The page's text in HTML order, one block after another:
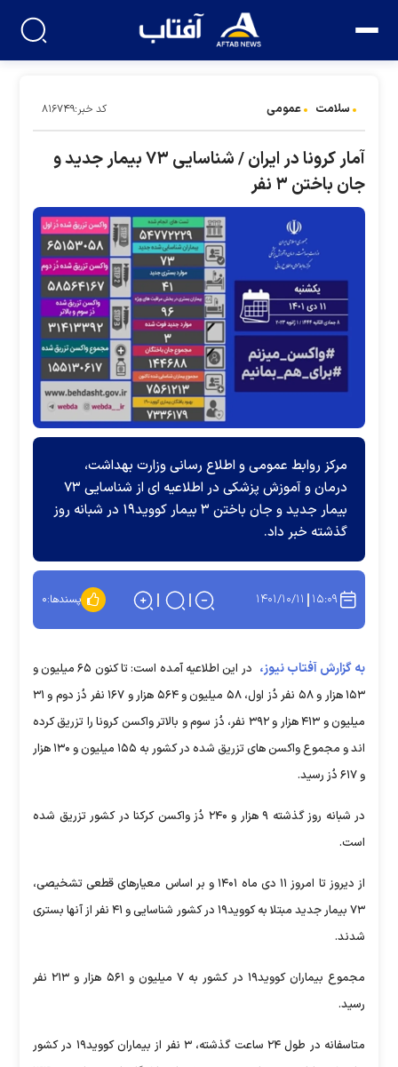
سلامت عمومی کد خبر:۸۱۶۷۴۹
آمار کرونا در ایران / شناسایی ۷۳ بیمار جدید و
جان باختن ۳ نفر
مرکز روابط عمومی و اطلاع رسانی وزارت بهداشت،
درمان و آموزش پزشکی در اطلاعیه ای از شناسایی ۷۳
بیمار جدید و جان باختن ۳ بیمار کووید۱۹ در شبانه روز
گذشته خبر داد.
۱۵:۰۹ ۱۴۰۱/۱۰/۱۱ پسندها:۰
به گزارش آفتاب نیوز،
در این اطلاعیه آمده است: تا کنون ۶۵ میلیون و
۱۵۳ هزار و ۵۸ نفر دُز اول، ۵۸ میلیون و ۵۶۴ هزار و ۱۶۷ نفر دُز دوم و ۳۱
میلیون و ۴۱۳ هزار و ۳۹۲ نفر، دُز سوم و بالاتر واکسن کرونا را تزریق کرده
اند و مجموع واکسن های تزریق شده در کشور به ۱۵۵ میلیون و ۱۳۰ هزار
و ۶۱۷ دُز رسید.
در شبانه روز گذشته ۹ هزار و ۲۴۰ دُز واکسن کرکنا در کشور تزریق شده
است.
از دیروز تا امروز ۱۱ دی ماه ۱۴۰۱ و بر اساس معیارهای قطعی تشخیصی،
۷۳ بیمار جدید مبتلا به کووید۱۹ در کشور شناسایی و ۴۱ نفر از آنها بستری
شدند.
مجموع بیماران کووید۱۹ در کشور به ۷ میلیون و ۵۶۱ هزار و ۲۱۳ نفر
رسید.
متاسفانه در طول ۲۴ ساعت گذشته، ۳ نفر از بیماران کووید۱۹ در کشور